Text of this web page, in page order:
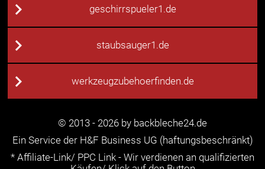
geschirrspueler1.de
staubsauger1.de
werkzeugzubehoerfinden.de
© 2013 - 2026 by backbleche24.de
Ein Service der H&F Business UG (haftungsbeschränkt)
* Affiliate-Link/ PPC Link - Wir verdienen an qualifizierten